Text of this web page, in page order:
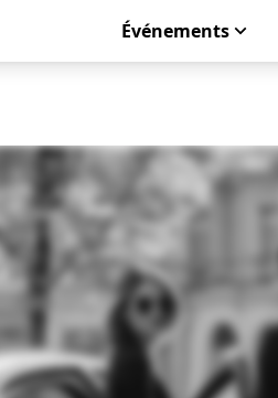
Événements